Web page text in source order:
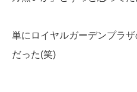
単にロイヤルガーデンプラ
だった(笑)